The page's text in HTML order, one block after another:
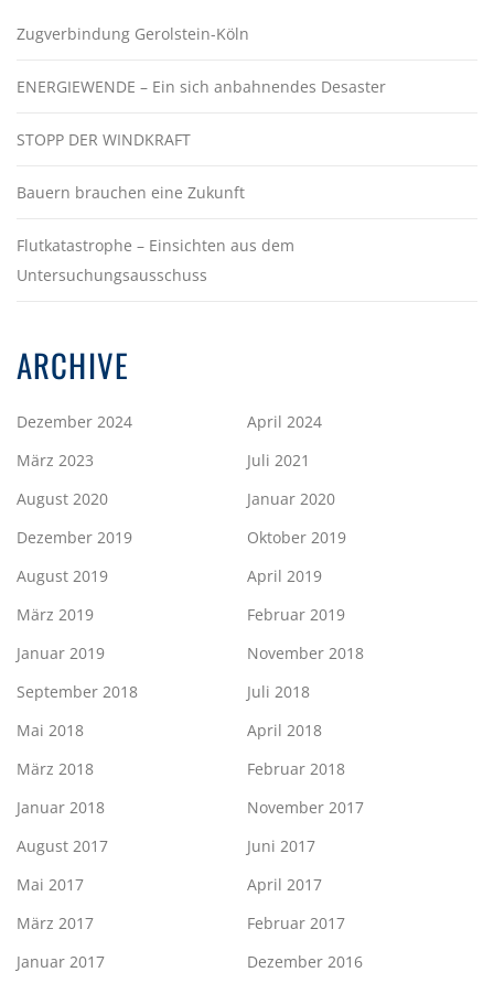
Zugverbindung Gerolstein-Köln
ENERGIEWENDE – Ein sich anbahnendes Desaster
STOPP DER WINDKRAFT
Bauern brauchen eine Zukunft
Flutkatastrophe – Einsichten aus dem
Untersuchungsausschuss
ARCHIVE
Dezember 2024
April 2024
März 2023
Juli 2021
August 2020
Januar 2020
Dezember 2019
Oktober 2019
August 2019
April 2019
März 2019
Februar 2019
Januar 2019
November 2018
September 2018
Juli 2018
Mai 2018
April 2018
März 2018
Februar 2018
Januar 2018
November 2017
August 2017
Juni 2017
Mai 2017
April 2017
März 2017
Februar 2017
Januar 2017
Dezember 2016